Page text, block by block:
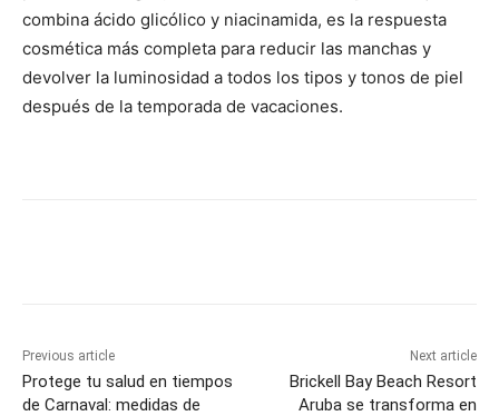
combina ácido glicólico y niacinamida, es la respuesta
cosmética más completa para reducir las manchas y
devolver la luminosidad a todos los tipos y tonos de piel
después de la temporada de vacaciones.
Previous article
Protege tu salud en tiempos
de Carnaval: medidas de
Next article
Brickell Bay Beach Resort
Aruba se transforma en